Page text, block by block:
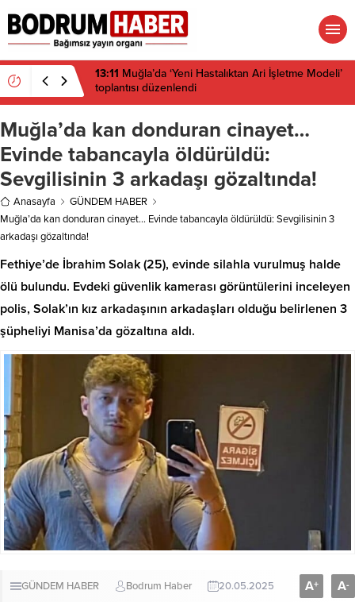
13:11 Muğla’da ‘Yeni Hastalıktan Ari İşletme Modeli’
toplantısı düzenlendi
Muğla’da kan donduran cinayet…
Evinde tabancayla öldürüldü:
Sevgilisinin 3 arkadaşı gözaltında!
Anasayfa
GÜNDEM HABER
Muğla’da kan donduran cinayet… Evinde tabancayla öldürüldü: Sevgilisinin 3
arkadaşı gözaltında!
Fethiye’de İbrahim Solak (25), evinde silahla vurulmuş halde
ölü bulundu. Evdeki güvenlik kamerası görüntülerini inceleyen
polis, Solak’ın kız arkadaşının arkadaşları olduğu belirlenen 3
şüpheliyi Manisa’da gözaltına aldı.
GÜNDEM HABER Bodrum Haber 20.05.2025 A+ A-